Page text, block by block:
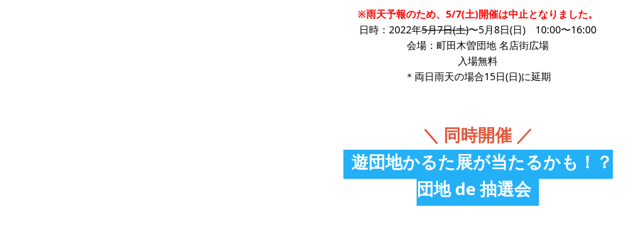
※雨天予報のため、5/7(土)開催は中止となりました。
日時：2022年5月7日(土)〜5月8日(日) 10:00〜16:00
会場：町田木曽団地 名店街広場
入場無料
＊両日雨天の場合15日(日)に延期
＼ 同時開催 ／
遊団地かるた展が当たるかも！？
団地 de 抽選会